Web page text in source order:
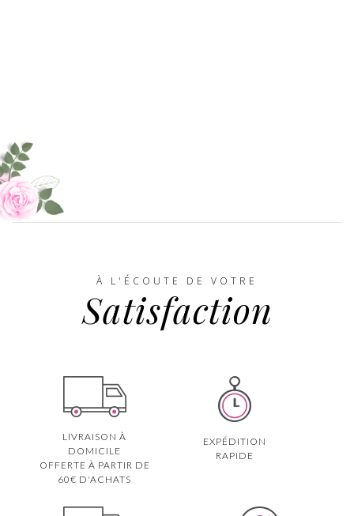
À L'ÉCOUTE DE VOTRE
Satisfaction
LIVRAISON À
DOMICILE
OFFERTE À PARTIR DE
60€ D'ACHATS
EXPÉDITION
RAPIDE